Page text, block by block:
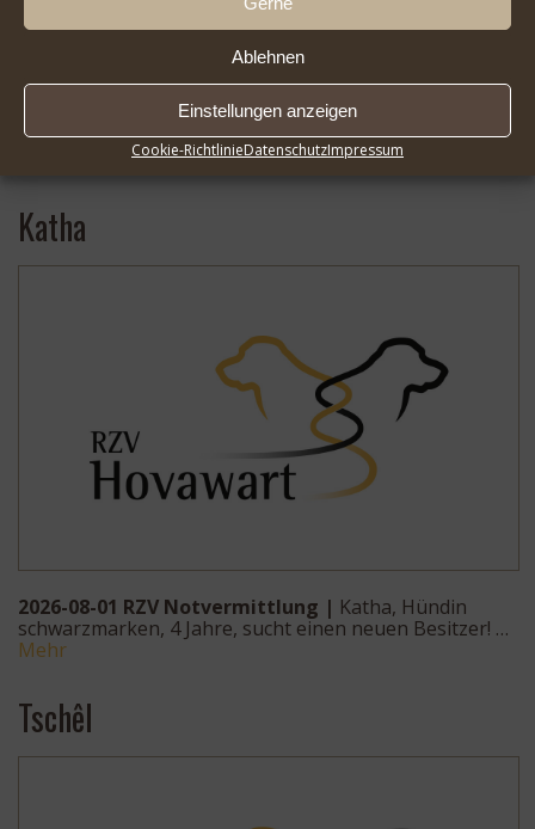
Ablehnen
Einstellungen anzeigen
Cookie-RichtlinieDatenschutzImpressum
2026-08-01 Infoseite DER HOVAWART FlipBook |* …
Katha
2026-08-01 RZV Notvermittlung | Katha, Hündin
schwarzmarken, 4 Jahre, sucht einen neuen Besitzer! …
Mehr
Tschêl